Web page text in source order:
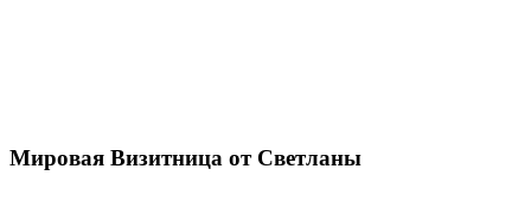
Мировая Визитница от Светланы